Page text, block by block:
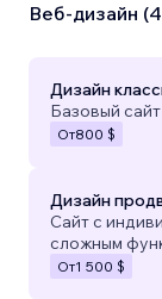
Веб-дизайн
Дизайн
Базовый
От800 $
Дизайн
Сайт с
сложным
От1 500 $